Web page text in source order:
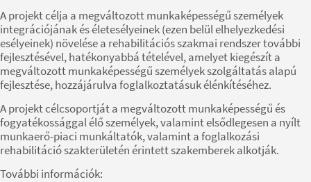
A projekt célja a megváltozott munkaképességű személyek
integrációjának és életesélyeinek (ezen belül elhelyezkedési
esélyeinek) növelése a rehabilitációs szakmai rendszer további
fejlesztésével, hatékonyabbá tételével, amelyet kiegészít a
megváltozott munkaképességű személyek szolgáltatás alapú
fejlesztése, hozzájárulva foglalkoztatásuk élénkítéséhez.
A projekt célcsoportját a megváltozott munkaképességű és
fogyatékossággal élő személyek, valamint elsődlegesen a nyílt
munkaerő-piaci munkáltatók, valamint a foglalkozási
rehabilitáció szakterületén érintett szakemberek alkotják.
További információk: